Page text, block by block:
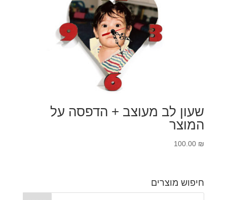
שעון לב מעוצב + הדפסה על
המוצר
100.00 ₪
חיפוש מוצרים